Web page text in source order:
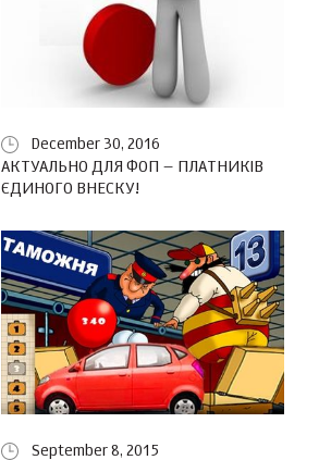
December 30, 2016
АКТУАЛЬНО ДЛЯ ФОП – ПЛАТНИКІВ
ЄДИНОГО ВНЕСКУ!
September 8, 2015